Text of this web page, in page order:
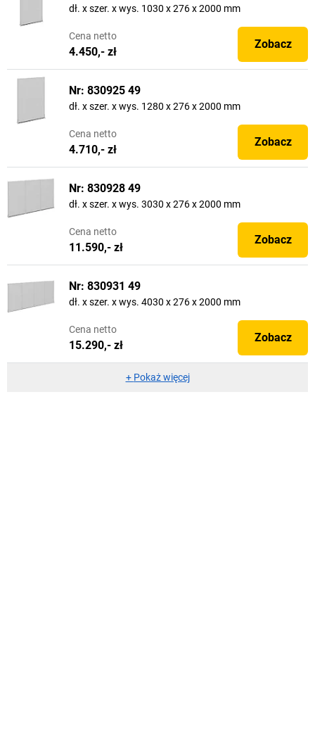
dł. x szer. x wys. 1030 x 276 x 2000 mm
Cena netto
4.450,- zł
Zobacz
Nr: 830925 49
dł. x szer. x wys. 1280 x 276 x 2000 mm
Cena netto
4.710,- zł
Zobacz
Nr: 830928 49
dł. x szer. x wys. 3030 x 276 x 2000 mm
Cena netto
11.590,- zł
Zobacz
Nr: 830931 49
dł. x szer. x wys. 4030 x 276 x 2000 mm
Cena netto
15.290,- zł
Zobacz
+ Pokaż więcej